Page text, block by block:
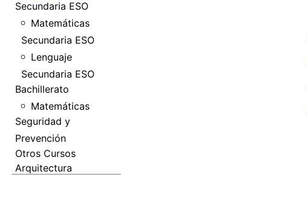
Secundaria ESO
Matemáticas
Secundaria ESO
Lenguaje
Secundaria ESO
Bachillerato
Matemáticas
Seguridad y
Prevención
Otros Cursos
Arquitectura